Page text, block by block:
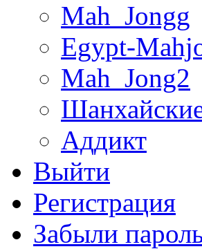
Mah_Jongg
Egypt-
Mah_Jong2
Аддикт
Выйти
Регистрация
Забыли